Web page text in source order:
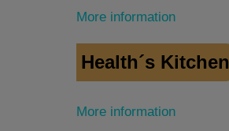
More information
Health´s Kitchen
More information